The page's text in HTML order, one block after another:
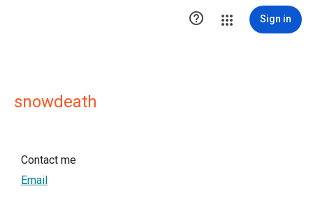
 Sign in
snowdeath
Contact me
Email